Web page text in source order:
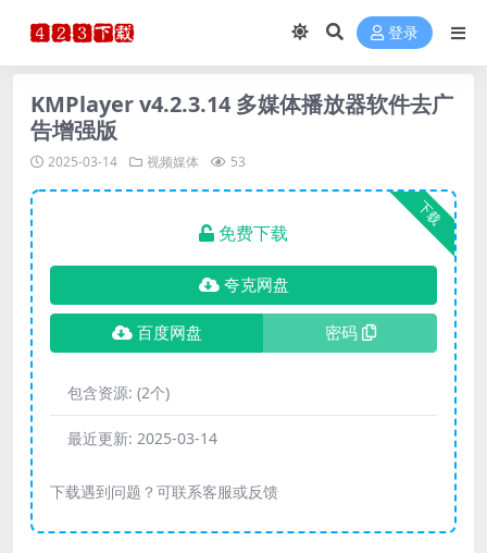
登录
KMPlayer v4.2.3.14 多媒体播放器软件去广
告增强版
2025-03-14 视频媒体 53
下载
免费下载
夸克网盘
百度网盘 密码
包含资源: (2个)
最近更新: 2025-03-14
下载遇到问题？可联系客服或反馈